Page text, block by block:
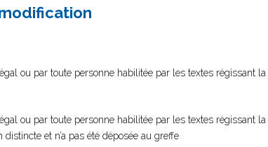
ou par toute personne habilitée par les textes régissant la
ou par toute personne habilitée par les textes régissant la
et n’a pas été déposée au greffe